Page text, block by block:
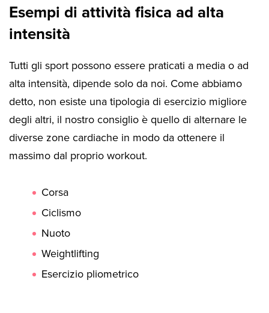
Esempi di attività fisica ad alta
intensità
Tutti gli sport possono essere praticati a media o ad
alta intensità, dipende solo da noi. Come abbiamo
detto, non esiste una tipologia di esercizio migliore
degli altri, il nostro consiglio è quello di alternare le
diverse zone cardiache in modo da ottenere il
massimo dal proprio workout.
Corsa
Ciclismo
Nuoto
Weightlifting
Esercizio pliometrico